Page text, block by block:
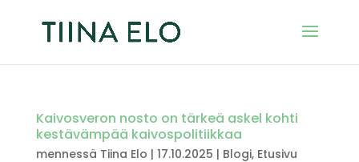
Kaivosveron nosto on tärkeä askel kohti
kestävämpää kaivospolitiikkaa
mennessä Tiina Elo | 17.10.2025 | Blogi, Etusivu